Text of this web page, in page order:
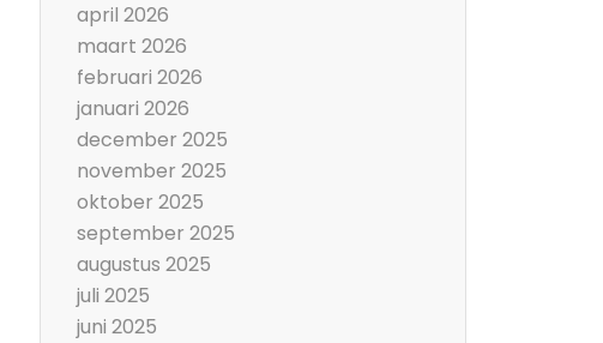
april 2026
maart 2026
februari 2026
januari 2026
december 2025
november 2025
oktober 2025
september 2025
augustus 2025
juli 2025
juni 2025